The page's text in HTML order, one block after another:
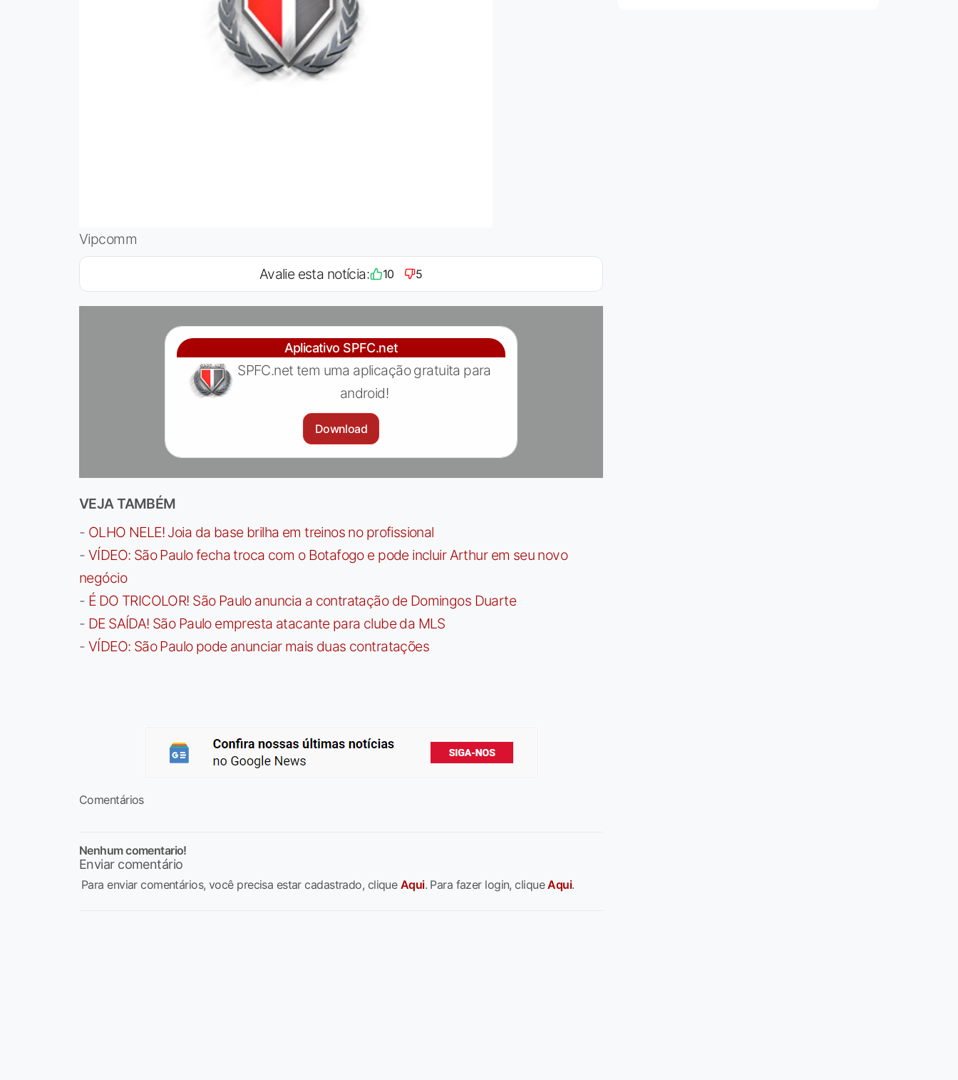
Vipcomm
Avalie esta notícia: 10 5
Aplicativo SPFC.net
SPFC.net tem uma aplicação gratuita para
android!
Download
VEJA TAMBÉM
- OLHO NELE! Joia da base brilha em treinos no profissional
- VÍDEO: São Paulo fecha troca com o Botafogo e pode incluir Arthur em seu novo
negócio
- É DO TRICOLOR! São Paulo anuncia a contratação de Domingos Duarte
- DE SAÍDA! São Paulo empresta atacante para clube da MLS
- VÍDEO: São Paulo pode anunciar mais duas contratações
Comentários
Nenhum comentario!
Enviar comentário
Para enviar comentários, você precisa estar cadastrado, clique Aqui. Para fazer login, cliqueAqui.